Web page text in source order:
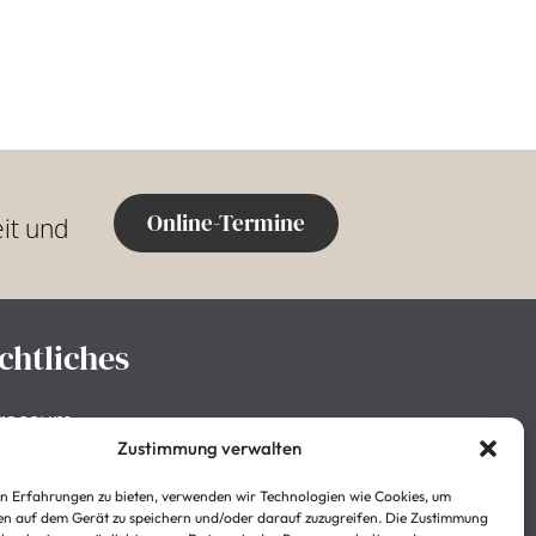
Zustimmung verwalten
Erfahrungen zu bieten, verwenden wir Technologien wie Cookies, um
auf dem Gerät zu speichern und/oder darauf zuzugreifen. Die Zustimmung
und Online-Termine